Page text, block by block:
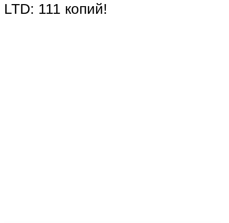
LTD: 111 копий!